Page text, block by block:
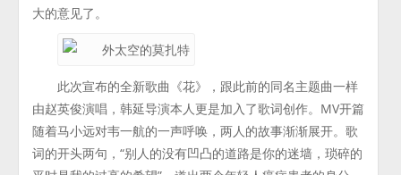
大的意见了。
此次宣布的全新歌曲《花》，跟此前的同名主题曲一样
由赵英俊演唱，韩延导演本人更是加入了歌词创作。MV开篇
随着马小远对韦一航的一声呼唤，两人的故事渐渐展开。歌
词的开头两句，“别人的没有凹凸的道路是你的迷墙，琐碎的